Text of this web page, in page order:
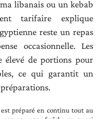
libanais ou un kebab
tarifaire explique
reste un repas
occasionnelle. Les
élevé de portions pour
ce qui garantit un
préparé en continu tout au